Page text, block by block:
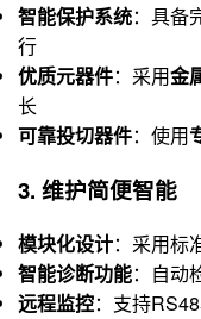
智能保护系统：具备
行
优质元器件：采用金
长
可靠投切器件：使用
3. 维护简便智能
模块化设计：采用标
智能诊断功能：自动
远程监控：支持